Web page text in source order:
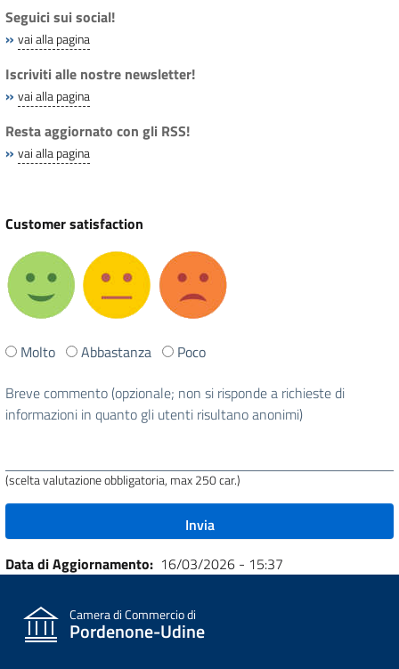
Seguici sui social!
» vai alla pagina
Iscriviti alle nostre newsletter!
» vai alla pagina
Resta aggiornato con gli RSS!
» vai alla pagina
Customer satisfaction
Ti
stata
utile
Molto Abbastanza
Poco
Breve commento (opzionale; non si risponde a richieste di
informazioni in quanto gli utenti risultano anonimi)
(scelta valutazione obbligatoria, max 250 car.)
Data di Aggiornamento 16/03/2026 - 15:37
Camera di Commercio di
Pordenone-Udine